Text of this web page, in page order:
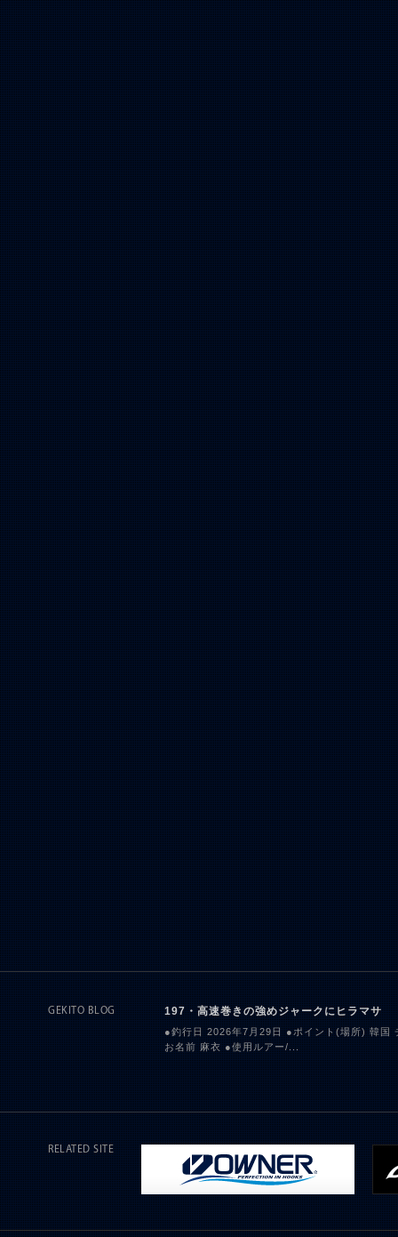
GEKITO BLOG 197・高速巻きの強めジャークにヒラマサ
●釣行日 2026年7月29日 ●ポイント(場所) 韓国
お名前 麻衣 ●使用ルアー/...
RELATED SITE